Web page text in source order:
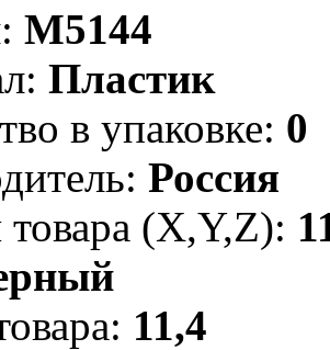
М5144
Пластик
в упаковке: 0
Россия
(X,Y,Z):
11,4